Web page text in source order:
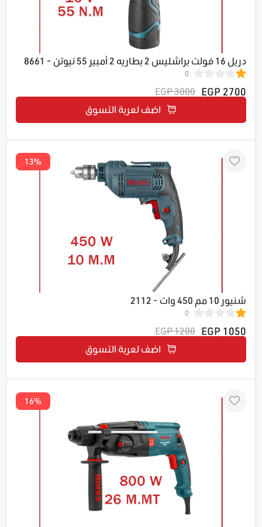
دريل 16 فولت براشليس 2 بطاريه 2 أمبير 55 نيوتن - 8661
0
2700 EGP
3000 EGP
اضف لعربة التسوق
13%
شنيور 10 مم 450 وات - 2112
0
1050 EGP
1200 EGP
اضف لعربة التسوق
16%